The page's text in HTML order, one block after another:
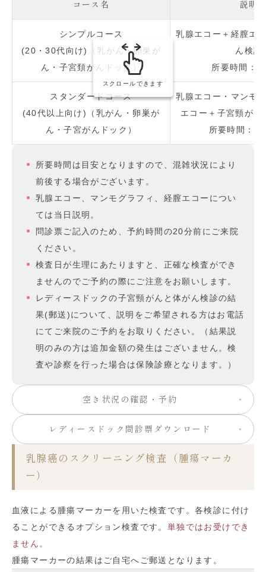
コース名 説明
シンプルコース
(20・30代向け)（乳がん・卵巣が
ん・子宮頚がんドック）
乳腺エコー＋経膣エ
ん検診
所要時間：
スタンダードコース
(40代以上向け)（乳がん・卵巣が
ん・子宮がんドック）
乳腺エコー・マンモ
エコー＋子宮頸がん
所要時間：
スクロールできます
所要時間は目安となりますので、混雑状況により
前後する場合がございます。
乳腺エコー、マンモグラフィ、経膣エコーについ
ては当日説明。
問診票ご記入のため、予約時間の20分前にご来院
ください。
検査日が生理にあたりますと、正確な検査ができ
ませんのでご予約の際にご注意をお願いします。
レディースドックの子宮頸がんと体がん検診の結
果(郵送)について、説明をご希望される方はお電話
にてご来院のご予約をお取りください。（結果説
明のみの方は追加金額の発生はございません。検
査や診察を行った場合は保険診療となります。）
空き状況の確認・予約
レディースドック問診票ダウンロード
乳腺癌のスクリーニング検査（腫瘍マーカ
ー）
血液による腫瘍マーカーを用いた検査です。各検診に付け
ることができるオプション検査です。 単独ではお受けでき
ません。
腫瘍マーカーの結果はご自宅へご郵送となります。